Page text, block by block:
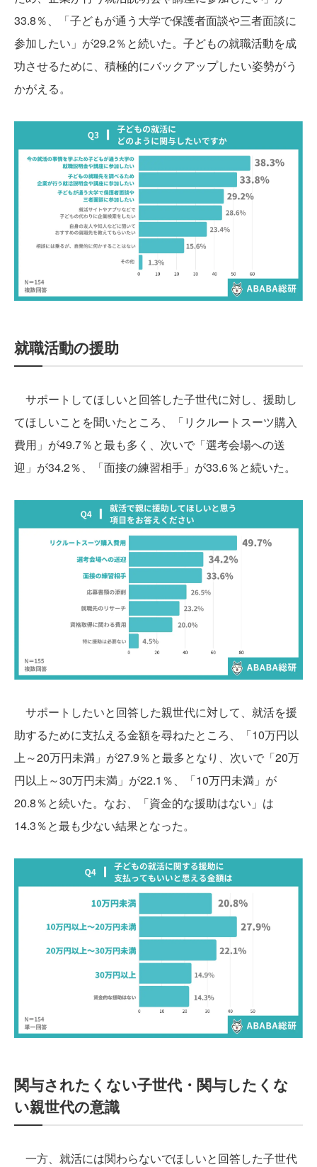
33.8％、「子どもが通う大学で保護者面談や三者面談に
参加したい」が29.2％と続いた。子どもの就職活動を成
功させるために、積極的にバックアップしたい姿勢がう
かがえる。
就職活動の援助
サポートしてほしいと回答した子世代に対し、援助し
てほしいことを聞いたところ、「リクルートスーツ購入
費用」が49.7％と最も多く、次いで「選考会場への送
迎」が34.2％、「面接の練習相手」が33.6％と続いた。
サポートしたいと回答した親世代に対して、就活を援
助するために支払える金額を尋ねたところ、「10万円以
上～20万円未満」が27.9％と最多となり、次いで「20万
円以上～30万円未満」が22.1％、「10万円未満」が
20.8％と続いた。なお、「資金的な援助はない」は
14.3％と最も少ない結果となった。
関与されたくない子世代・関与したくな
い親世代の意識
一方、就活には関わらないでほしいと回答した子世代